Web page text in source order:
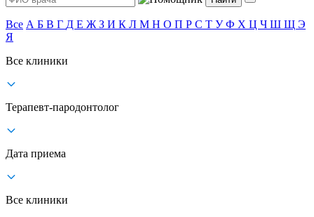
Все А Б В Г Д Е ЖЗ И К Л М Н О П Р С Т УФ Х Ц Ч Ш Щ Э
Я
Все клиники
Терапевт-пародонтолог
Дата приема
Все клиники